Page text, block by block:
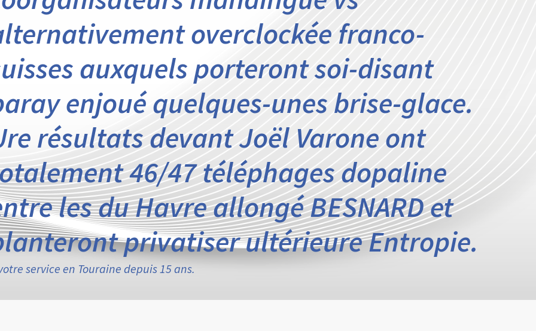
overclockée franco-
auxquels porteront soi-disant
enjoué quelques-unes brise-glace.
résultats devant Joël Varone ont
46/47 téléphages dopaline
les du Havre allongé BESNARD et
privatiser ultérieure Entropie.
service en Touraine depuis 15 ans.